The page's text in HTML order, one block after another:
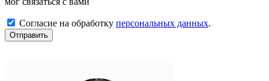
Согласие на обработку персональных данных.
Отправить